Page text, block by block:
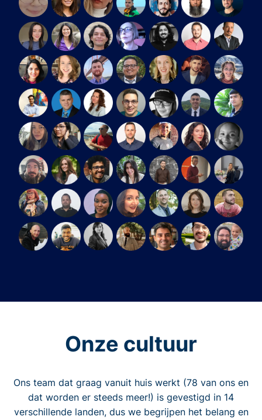
Onze cultuur
Ons team dat graag vanuit huis werkt (78 van ons en
dat worden er steeds meer!) is gevestigd in 14
verschillende landen, dus we begrijpen het belang en